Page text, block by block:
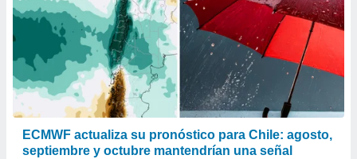
ECMWF actualiza su pronóstico para Chile: agosto,
septiembre y octubre mantendrían una señal